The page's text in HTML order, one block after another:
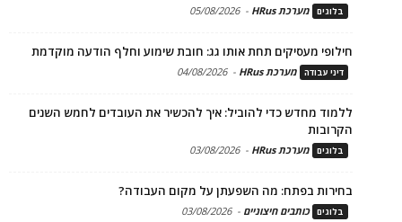
בלוגים מערכת HRus -
05/08/2026
חילופי מעסיקים תחת אותו גג: חובת שימוע וחלף הודעה מוקדמת
דיני עבודה מערכת HRus -
04/08/2026
ללמוד מחדש כדי להוביל: איך להכשיר את העובדים לחמש השנים
הקרובות
בלוגים מערכת HRus -
03/08/2026
בחירות בפתח: מה השפעתן על מקום העבודה?
בלוגים כותבים חיצוניים -
03/08/2026